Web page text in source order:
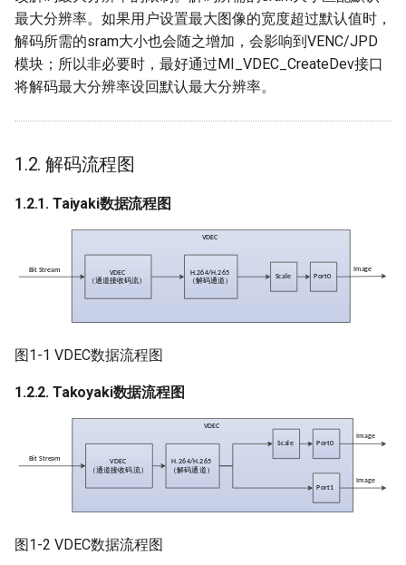
3.10.
MI_VDEC_OutbufLayoutMode_e
3.11. MI_VDEC_Event_e
3.12. MI_VDEC_InitParam_t
3.13. MI_VDEC_ChnAttr_t
3.14. MI_VDEC_JpegAttr_t
3.15. MI_VDEC_VideoAttr_t
3.16. MI_VDEC_ChnStat_t
3.17.
MI_VDEC_OutputPortAttr_t
最大分辨率。如果用户设置最大图像的宽度超过默认值时，
解码所需的sram大小也会随之增加，会影响到VENC/JPD
模块；所以非必要时，最好通过MI_VDEC_CreateDev接口
将解码最大分辨率设回默认最大分辨率。
1.2. 解码流程图
1.2.1. Taiyaki数据流程图
图1-1 VDEC数据流程图
1.2.2. Takoyaki数据流程图
图1-2 VDEC数据流程图